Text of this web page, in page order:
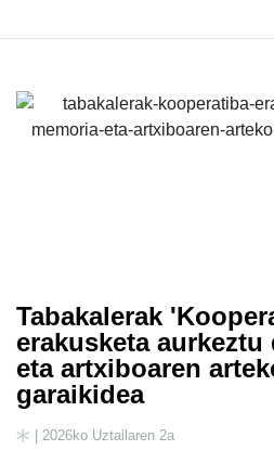
Tabakalerak
erakusketa aurkeztu
eta artxiboaren
garaikidea
| 2026ko Uztailaren 2a